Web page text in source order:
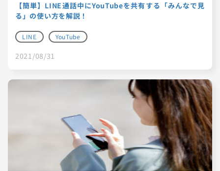
【簡単】LINE通話中にYouTubeを共有する「みんなで見
る」の使い方を解説！
LINE YouTube
2021/08/31